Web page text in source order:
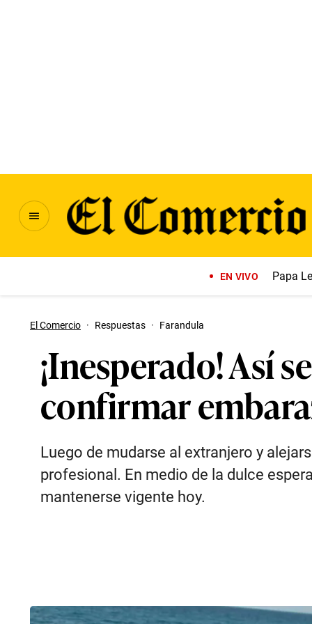
EN VIVO Papa
El Comercio · Respuestas · Farandula
¡Inesperado! Así
confirmar
Luego de mudarse al extranjero y
profesional. En medio de la dulce
mantenerse vigente hoy.